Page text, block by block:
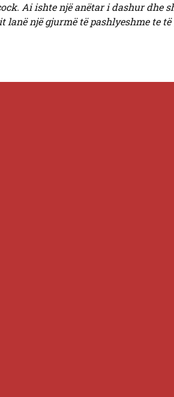
Ai ishte një anëtar i dashur dhe
një gjurmë të pashlyeshme te